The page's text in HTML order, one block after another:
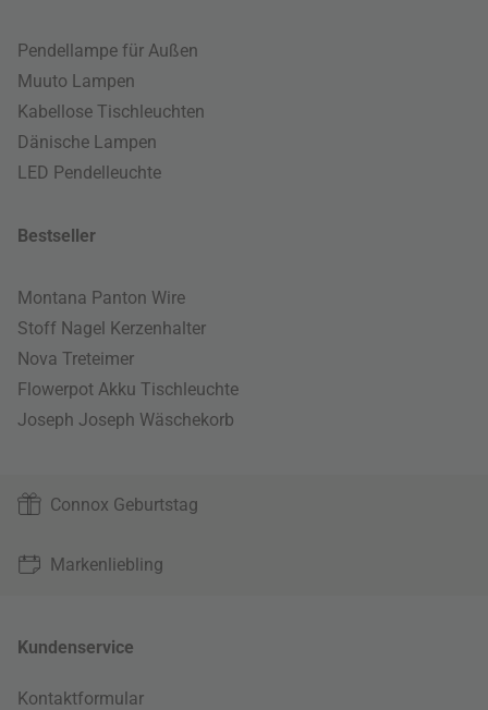
Pendellampe für Außen
Muuto Lampen
Kabellose Tischleuchten
Dänische Lampen
LED Pendelleuchte
Bestseller
Montana Panton Wire
Stoff Nagel Kerzenhalter
Nova Treteimer
Flowerpot Akku Tischleuchte
Joseph Joseph Wäschekorb
Connox Geburtstag
Markenliebling
Kundenservice
Kontaktformular